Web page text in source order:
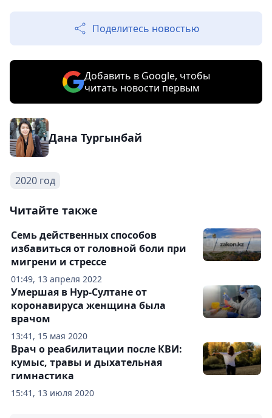
Поделитесь новостью
Добавить в Google, чтобы
читать новости первым
Дана Тургынбай
2020 год
Читайте также
01:49, 13 апреля 2022
Семь действенных способов
избавиться от головной боли при
мигрени и стрессе
13:41, 15 мая 2020
Умершая в Нур-Султане от
коронавируса женщина была
врачом
15:41, 13 июля 2020
Врач о реабилитации после КВИ:
кумыс, травы и дыхательная
гимнастика